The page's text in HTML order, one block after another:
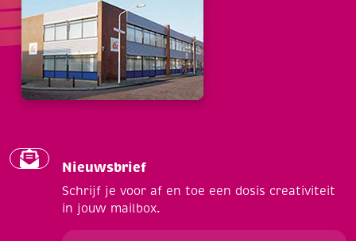
Nieuwsbrief
Schrijf je voor af en toe een dosis creativiteit
in jouw mailbox.